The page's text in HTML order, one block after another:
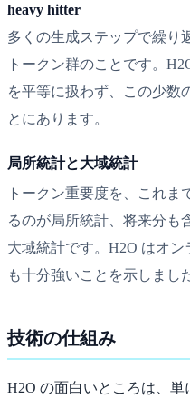
heavy hitter
多くの生成ステップで繰り
トークン群のことです。
を平等に扱わず、この少数
とにあります。
局所統計と大域統計
トークン重要度を、これま
るのが局所統計、将来分も
大域統計です。H2O はオ
も十分強いことを示しまし
技術の仕組み
H2O の面白いところは、